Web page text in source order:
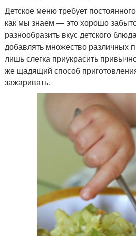
Детское меню требует
как мы знаем — это хорошо
разнообразить вкус детского
добавлять множество различных
лишь слегка приукрасить
же щадящий способ
зажаривать.